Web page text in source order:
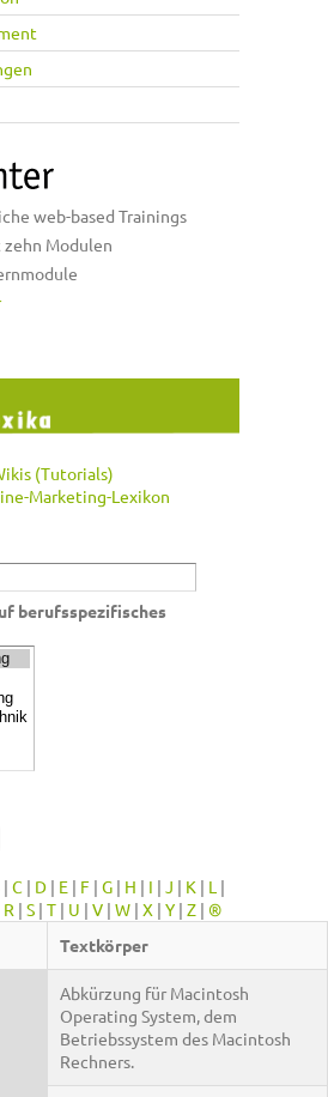
web-based Trainings
Modulen
(Tutorials)
Marketing-Lexikon
berufsspezifisches
| C | D | E | F | G | H | I | J | K | L |
R | S | T | U | V | W | X | Y | Z | ®
Textkörper
Abkürzung für Macintosh
Operating System, dem
Betriebssystem des Macintosh
Rechners.